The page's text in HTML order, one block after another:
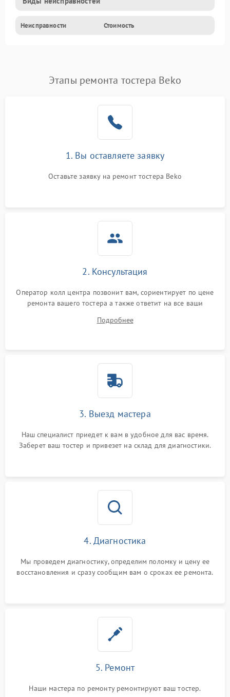
Неисправности Стоимость
Этапы ремонта тостера Beko
1. Вы оставляете заявку
Оставьте заявку на ремонт тостера Beko
2. Консультация
Оператор колл центра позвонит вам, сориентирует по цене
ремонта вашего тостера а также ответит на все ваши
Подробнее
3. Выезд мастера
Наш специалист приедет к вам в удобное для вас время.
Заберет ваш тостер и привезет на склад для диагностики.
4. Диагностика
Мы проведем диагностику, определим поломку и цену ее
восстановления и сразу сообщим вам о сроках ее ремонта.
5. Ремонт
Наши мастера по ремонту ремонтируют ваш тостер.